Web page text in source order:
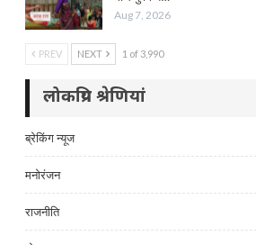
Aug 7, 2026
PREV NEXT 1 of 3,990
लोकप्रिय श्रेणियां
ब्रेकिंग न्यूज
मनोरंजन
राजनीति